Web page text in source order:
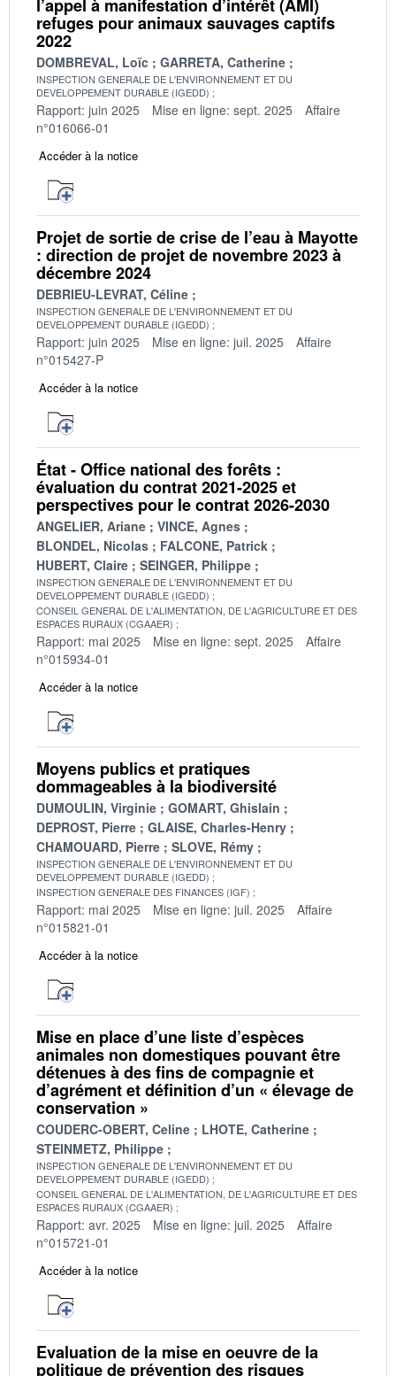
l’appel à manifestation d’intérêt (AMI)
refuges pour animaux sauvages captifs
2022
DOMBREVAL, Loïc GARRETA, Catherine
INSPECTION GENERALE DE L'ENVIRONNEMENT ET DU
DEVELOPPEMENT DURABLE (IGEDD)
Rapport: juin 2025 Mise en ligne: sept. 2025
Affaire
n°016066-01
Accéder à la notice
Projet de sortie de crise de l’eau à Mayotte
: direction de projet de novembre 2023 à
décembre 2024
DEBRIEU-LEVRAT, Céline
INSPECTION GENERALE DE L'ENVIRONNEMENT ET DU
DEVELOPPEMENT DURABLE (IGEDD)
Rapport: juin 2025 Mise en ligne: juil. 2025
Affaire
n°015427-P
Accéder à la notice
État - Office national des forêts :
évaluation du contrat 2021-2025 et
perspectives pour le contrat 2026-2030
ANGELIER, Ariane
VINCE, Agnes
BLONDEL, Nicolas
FALCONE, Patrick
HUBERT, Claire
SEINGER, Philippe
INSPECTION GENERALE DE L'ENVIRONNEMENT ET DU
DEVELOPPEMENT DURABLE (IGEDD)
CONSEIL GENERAL DE L'ALIMENTATION, DE L'AGRICULTURE ET DES
ESPACES RURAUX (CGAAER)
Rapport: mai 2025 Mise en ligne: sept. 2025
Affaire
n°015934-01
Accéder à la notice
Moyens publics et pratiques
dommageables à la biodiversité
DUMOULIN, Virginie
GOMART, Ghislain
DEPROST, Pierre
GLAISE, Charles-Henry
CHAMOUARD, Pierre
SLOVE, Rémy
INSPECTION GENERALE DE L'ENVIRONNEMENT ET DU
DEVELOPPEMENT DURABLE (IGEDD)
INSPECTION GENERALE DES FINANCES (IGF)
Rapport: mai 2025 Mise en ligne: juil. 2025
Affaire
n°015821-01
Accéder à la notice
Mise en place d’une liste d’espèces
animales non domestiques pouvant être
détenues à des fins de compagnie et
d’agrément et définition d’un « élevage de
conservation »
COUDERC-OBERT, Celine
LHOTE, Catherine
STEINMETZ, Philippe
INSPECTION GENERALE DE L'ENVIRONNEMENT ET DU
DEVELOPPEMENT DURABLE (IGEDD)
CONSEIL GENERAL DE L'ALIMENTATION, DE L'AGRICULTURE ET DES
ESPACES RURAUX (CGAAER)
Rapport: avr. 2025 Mise en ligne: juil. 2025
Affaire
n°015721-01
Accéder à la notice
Evaluation de la mise en oeuvre de la
politique de prévention des risques